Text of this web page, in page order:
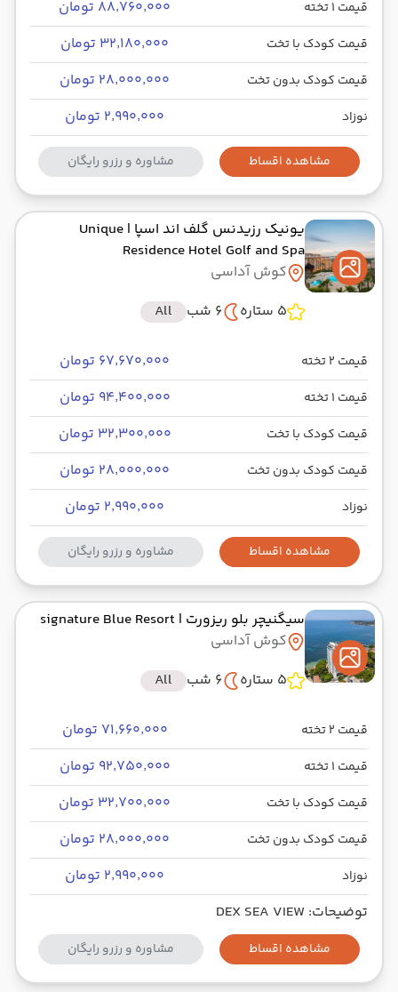
قیمت 1 تخته ۸۸٬۷۶۰٬۰۰۰ تومان
قیمت کودک با تخت ۳۲٬۱۸۰٬۰۰۰ تومان
قیمت کودک بدون تخت ۲۸٬۰۰۰٬۰۰۰ تومان
نوزاد ۲٬۹۹۰٬۰۰۰ تومان
مشاهده اقساط مشاوره و رزرو رایگان
یونیک رزیدنس گلف اند اسپا | Unique
Residence Hotel Golf and Spa
کوش آداسی
5 ستاره
6 شب All
قیمت 2 تخته ۶۷٬۶۷۰٬۰۰۰ تومان
قیمت 1 تخته ۹۴٬۴۰۰٬۰۰۰ تومان
قیمت کودک با تخت ۳۲٬۳۰۰٬۰۰۰ تومان
قیمت کودک بدون تخت ۲۸٬۰۰۰٬۰۰۰ تومان
نوزاد ۲٬۹۹۰٬۰۰۰ تومان
مشاهده اقساط مشاوره و رزرو رایگان
سیگنیچر بلو ریزورت | signature Blue Resort
کوش آداسی
5 ستاره
6 شب All
قیمت 2 تخته ۷۱٬۶۶۰٬۰۰۰ تومان
قیمت 1 تخته ۹۲٬۷۵۰٬۰۰۰ تومان
قیمت کودک با تخت ۳۲٬۷۰۰٬۰۰۰ تومان
قیمت کودک بدون تخت ۲۸٬۰۰۰٬۰۰۰ تومان
نوزاد
۲٬۹۹۰٬۰۰۰ تومان
توضیحات: DEX SEA VIEW
مشاهده اقساط مشاوره و رزرو رایگان